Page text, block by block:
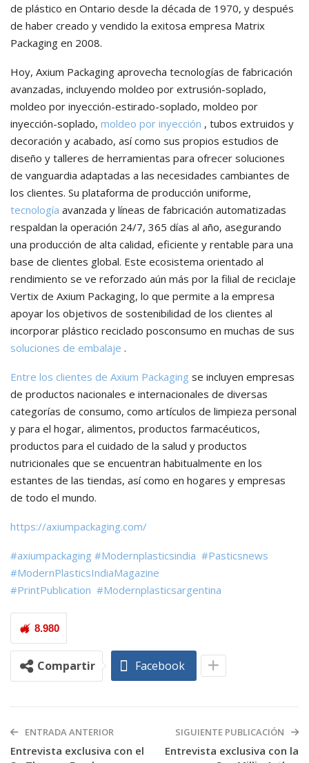
de plástico en Ontario desde la década de 1970, y después
de haber creado y vendido la exitosa empresa Matrix
Packaging en 2008.
Hoy, Axium Packaging aprovecha tecnologías de fabricación
avanzadas, incluyendo moldeo por extrusión-soplado,
moldeo por inyección-estirado-soplado, moldeo por
inyección-soplado, moldeo por inyección , tubos extruidos y
decoración y acabado, así como sus propios estudios de
diseño y talleres de herramientas para ofrecer soluciones
de vanguardia adaptadas a las necesidades cambiantes de
los clientes. Su plataforma de producción uniforme,
tecnología avanzada y líneas de fabricación automatizadas
respaldan la operación 24/7, 365 días al año, asegurando
una producción de alta calidad, eficiente y rentable para una
base de clientes global. Este ecosistema orientado al
rendimiento se ve reforzado aún más por la filial de reciclaje
Vertix de Axium Packaging, lo que permite a la empresa
apoyar los objetivos de sostenibilidad de los clientes al
incorporar plástico reciclado posconsumo en muchas de sus
soluciones de embalaje .
Entre los clientes de Axium Packaging se incluyen empresas
de productos nacionales e internacionales de diversas
categorías de consumo, como artículos de limpieza personal
y para el hogar, alimentos, productos farmacéuticos,
productos para el cuidado de la salud y productos
nutricionales que se encuentran habitualmente en los
estantes de las tiendas, así como en hogares y empresas
de todo el mundo.
https://axiumpackaging.com/
#axiumpackaging #Modernplasticsindia #Pasticsnews
#ModernPlasticsIndiaMagazine
#PrintPublication #Modernplasticsargentina
8.980
Compartir Facebook
ENTRADA ANTERIOR
Entrevista exclusiva con el
SIGUIENTE PUBLICACIÓN
Entrevista exclusiva con la